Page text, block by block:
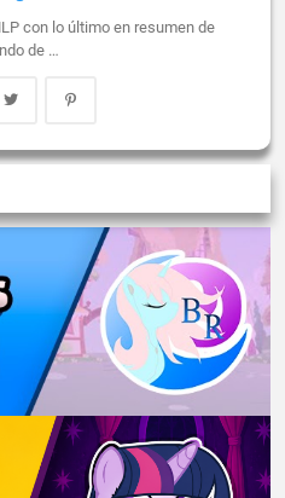
con lo último en resumen de
de …